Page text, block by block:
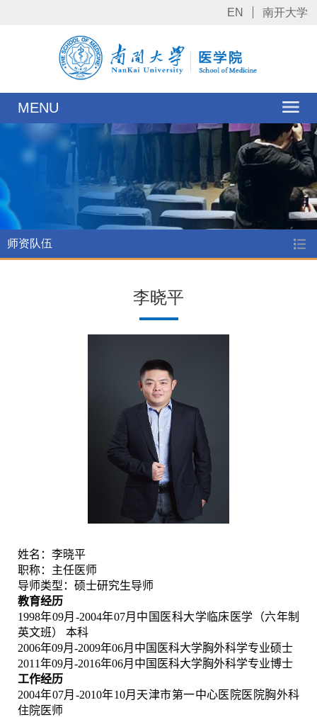
EN 南开大学
MENU
师资队伍
李晓平
姓名：李晓平
职称：主任医师
导师类型：硕士研究生导师
教育经历
1998年09月 -2004年07月中国医科大学临床医学（六年制
英文班） 本科
2006年09月 -2009年06月中国医科大学胸外科学专业硕士
2011年09月 -2016年06月中国医科大学胸外科学专业博士
工作经历
2004年07月 -2010年10月 天津市第一中心医院医院胸外科
住院医师